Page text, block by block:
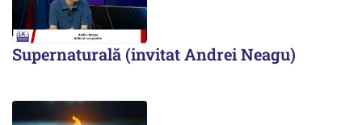
Supernaturală (invitat Andrei Neagu)